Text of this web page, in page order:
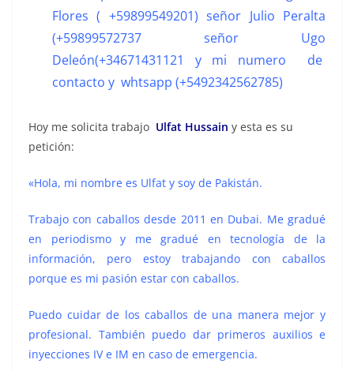
Flores ( +59899549201) señor Julio Peralta
(+59899572737 señor Ugo
Deleón(+34671431121 y mi numero de
contacto y whtsapp (+5492342562785)
Hoy me solicita trabajo Ulfat Hussain y esta es su
petición:
«Hola, mi nombre es Ulfat y soy de Pakistán.
Trabajo con caballos desde 2011 en Dubai. Me gradué
en periodismo y me gradué en tecnología de la
información, pero estoy trabajando con caballos
porque es mi pasión estar con caballos.
Puedo cuidar de los caballos de una manera mejor y
profesional. También puedo dar primeros auxilios e
inyecciones IV e IM en caso de emergencia.